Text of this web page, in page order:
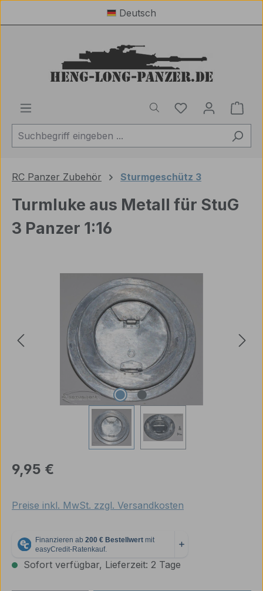
Zum Hauptinhalt springenDeutsch
Du hast 0
RC Panzer Zubehör Sturmgeschütz 3
Turmluke aus Metall für StuG
3 Panzer 1:16
Bildergalerie überspringen
Regulärer Preis:
9,95 €
Preise inkl. MwSt. zzgl. Versandkosten
Sofort verfügbar, Lieferzeit: 2 Tage